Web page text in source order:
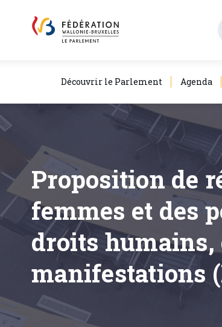
Découvrir le Parlement Agenda
Proposition de
femmes et des
droits humains,
manifestations